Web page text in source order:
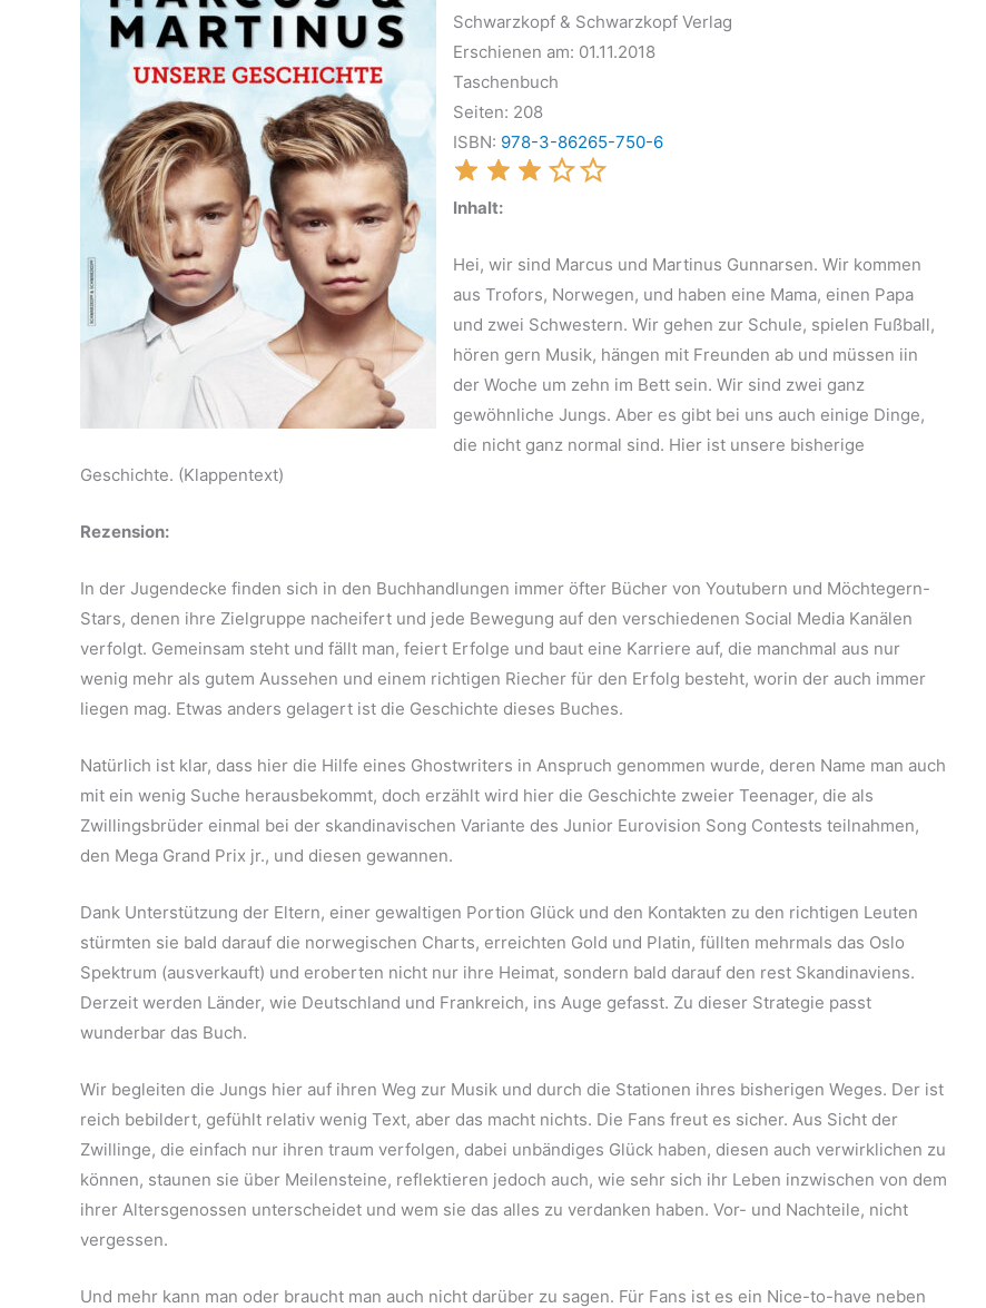
Schwarzkopf & Schwarzkopf Verlag
Erschienen am: 01.11.2018
Taschenbuch
Seiten: 208
ISBN: 978-3-86265-750-6
Inhalt:
Hei, wir sind Marcus und Martinus Gunnarsen. Wir kommen
aus Trofors, Norwegen, und haben eine Mama, einen Papa
und zwei Schwestern. Wir gehen zur Schule, spielen Fußball,
hören gern Musik, hängen mit Freunden ab und müssen iin
der Woche um zehn im Bett sein. Wir sind zwei ganz
gewöhnliche Jungs. Aber es gibt bei uns auch einige Dinge,
die nicht ganz normal sind. Hier ist unsere bisherige
Geschichte. (Klappentext)
Rezension:
In der Jugendecke finden sich in den Buchhandlungen immer öfter Bücher von Youtubern und Möchtegern-
Stars, denen ihre Zielgruppe nacheifert und jede Bewegung auf den verschiedenen Social Media Kanälen
verfolgt. Gemeinsam steht und fällt man, feiert Erfolge und baut eine Karriere auf, die manchmal aus nur
wenig mehr als gutem Aussehen und einem richtigen Riecher für den Erfolg besteht, worin der auch immer
liegen mag. Etwas anders gelagert ist die Geschichte dieses Buches.
Natürlich ist klar, dass hier die Hilfe eines Ghostwriters in Anspruch genommen wurde, deren Name man auch
mit ein wenig Suche herausbekommt, doch erzählt wird hier die Geschichte zweier Teenager, die als
Zwillingsbrüder einmal bei der skandinavischen Variante des Junior Eurovision Song Contests teilnahmen,
den Mega Grand Prix jr., und diesen gewannen.
Dank Unterstützung der Eltern, einer gewaltigen Portion Glück und den Kontakten zu den richtigen Leuten
stürmten sie bald darauf die norwegischen Charts, erreichten Gold und Platin, füllten mehrmals das Oslo
Spektrum (ausverkauft) und eroberten nicht nur ihre Heimat, sondern bald darauf den rest Skandinaviens.
Derzeit werden Länder, wie Deutschland und Frankreich, ins Auge gefasst. Zu dieser Strategie passt
wunderbar das Buch.
Wir begleiten die Jungs hier auf ihren Weg zur Musik und durch die Stationen ihres bisherigen Weges. Der ist
reich bebildert, gefühlt relativ wenig Text, aber das macht nichts. Die Fans freut es sicher. Aus Sicht der
Zwillinge, die einfach nur ihren traum verfolgen, dabei unbändiges Glück haben, diesen auch verwirklichen zu
können, staunen sie über Meilensteine, reflektieren jedoch auch, wie sehr sich ihr Leben inzwischen von dem
ihrer Altersgenossen unterscheidet und wem sie das alles zu verdanken haben. Vor- und Nachteile, nicht
vergessen.
Und mehr kann man oder braucht man auch nicht darüber zu sagen. Für Fans ist es ein Nice-to-have neben